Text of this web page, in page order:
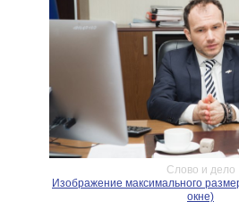
Слово и дело
Изображение максимального
окне)